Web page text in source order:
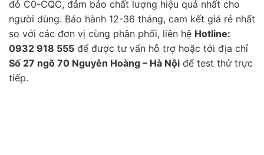
đỏ C0-CQC, đảm bảo chất lượng hiệu quả nhất cho
người dùng. Bảo hành 12-36 tháng, cam kết giá rẻ nhất
so với các đơn vị cùng phân phối, liên hệ Hotline:
0932 918 555 để được tư vấn hỗ trợ hoặc tới địa chỉ
Số 27 ngõ 70 Nguyễn Hoàng – Hà Nội để test thử trực
tiếp.